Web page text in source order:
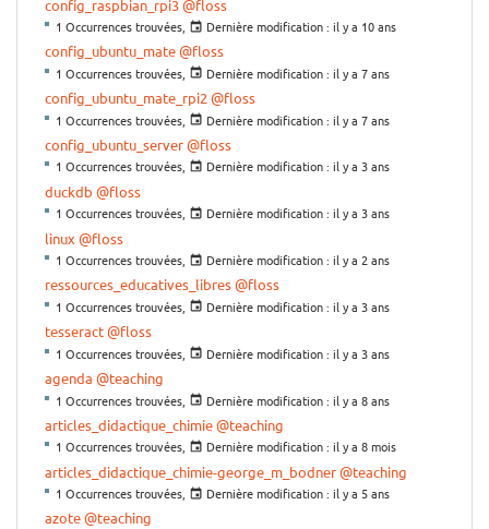
config_raspbian_rpi3@floss
1 Occurrences trouvées, Dernière modification : il y a 10 ans
config_ubuntu_mate@floss
1 Occurrences trouvées, Dernière modification : il y a 7 ans
config_ubuntu_mate_rpi2 @floss
1 Occurrences trouvées, Dernière modification : il y a 7 ans
config_ubuntu_server@floss
1 Occurrences trouvées, Dernière modification : il y a 3 ans
duckdb @floss
1 Occurrences trouvées, Dernière modification : il y a 3 ans
linux @floss
1 Occurrences trouvées, Dernière modification : il y a 2 ans
ressources_educatives_libres@floss
1 Occurrences trouvées, Dernière modification : il y a 3 ans
tesseract@floss
1 Occurrences trouvées, Dernière modification : il y a 3 ans
agenda @teaching
1 Occurrences trouvées, Dernière modification : il y a 8 ans
articles_didactique_chimie@teaching
1 Occurrences trouvées, Dernière modification : il y a 8 mois
articles_didactique_chimie-george_m_bodner@teaching
1 Occurrences trouvées, Dernière modification : il y a 5 ans
azote@teaching